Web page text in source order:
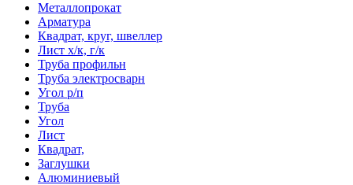
Металлопрокат
Арматура
Квадрат, круг, швеллер
Лист х/к, г/к
Труба профильн
Труба электросварн
Угол р/п
Труба
Угол
Лист
Квадрат,
Заглушки
Алюминиевый